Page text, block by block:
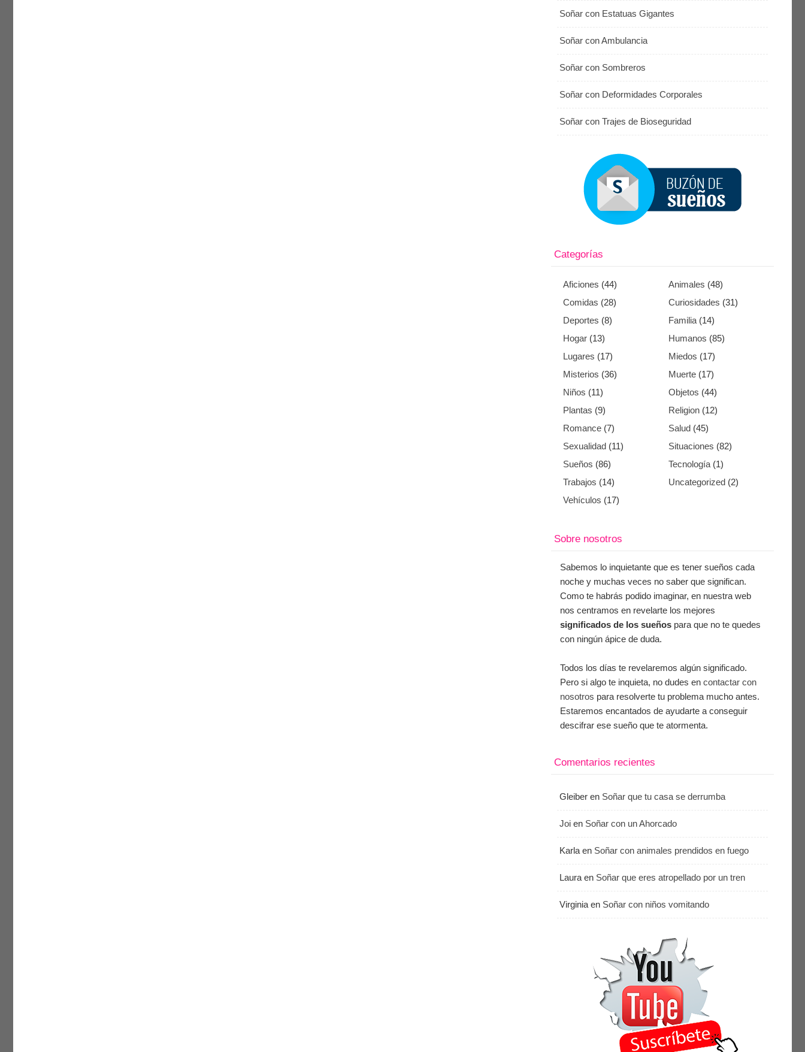
Soñar con Estatuas Gigantes
Soñar con Ambulancia
Soñar con Sombreros
Soñar con Deformidades Corporales
Soñar con Trajes de Bioseguridad
Categorías
Aficiones (44) Animales (48)
Comidas (28) Curiosidades (31)
Deportes (8) Familia (14)
Hogar (13) Humanos (85)
Lugares (17) Miedos (17)
Misterios (36) Muerte (17)
Niños (11) Objetos (44)
Plantas (9) Religion (12)
Romance (7) Salud (45)
Sexualidad (11) Situaciones (82)
Sueños (86) Tecnología (1)
Trabajos (14) Uncategorized (2)
Vehículos (17)
Sobre nosotros
Sabemos lo inquietante que es tener sueños cada
noche y muchas veces no saber que significan.
Como te habrás podido imaginar, en nuestra web
nos centramos en revelarte los mejores
significados de los sueños para que no te quedes
con ningún ápice de duda.
Todos los días te revelaremos algún significado.
Pero si algo te inquieta, no dudes en contactar con
nosotros para resolverte tu problema mucho antes.
Estaremos encantados de ayudarte a conseguir
descifrar ese sueño que te atormenta.
Comentarios recientes
Gleiber en Soñar que tu casa se derrumba
Joi en Soñar con un Ahorcado
Karla en Soñar con animales prendidos en fuego
Laura en Soñar que eres atropellado por un tren
Virginia en Soñar con niños vomitando